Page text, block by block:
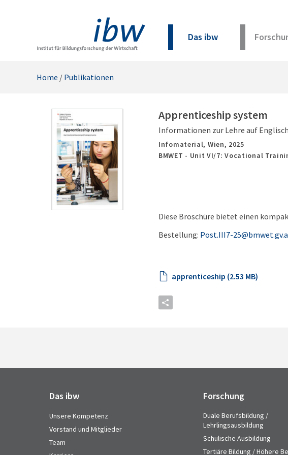
Das ibw
Home / Publikationen
Apprenticeship system
Informationen zur Lehre auf Englisch
Infomaterial, Wien, 2025
BMWET - Unit VI/7: Vocational
Diese Broschüre bietet einen
Bestellung: Post.III7-
apprenticeship (2.53 MB)
Das ibw
Unsere Kompetenz
Vorstand und Mitglieder
Team
Forschung
Duale Berufsbildung /
Lehrlingsausbildung
Schulische Ausbildung
Tertiäre Bildung / Höhere